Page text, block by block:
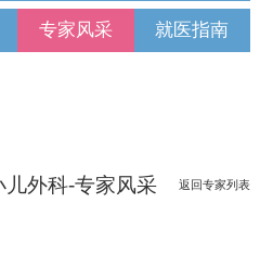
专家风采 就医指南
儿外科-专家风采 返回专家列表